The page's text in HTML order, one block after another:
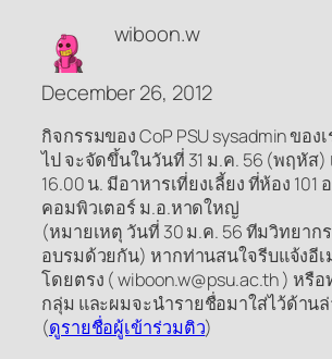
wiboon.w
December 26, 2012
กิจกรรมของ CoP PSU sysadmin ของ
ไป จะจัดขึ้นในวันที่ 31 ม.ค. 56 (พฤหัส)
16.00 น. มีอาหารเที่ยงเลี้ยง ที่ห้อง 101
คอมพิวเตอร์ ม.อ.หาดใหญ่
(หมายเหตุ วันที่ 30 ม.ค. 56 ทีมวิทยาก
อบรมด้วยกัน) หากท่านสนใจรีบแจ้งอี
โดยตรง ( wiboon.w@psu.ac.th ) หรื
กลุ่ม และผมจะนำรายชื่อมาใส่ไว้ด้าน
(ดูรายชื่อผู้เข้าร่วมติว)